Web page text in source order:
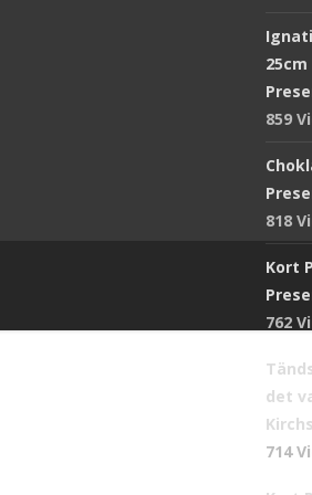
859
818
Kort
762
det
714